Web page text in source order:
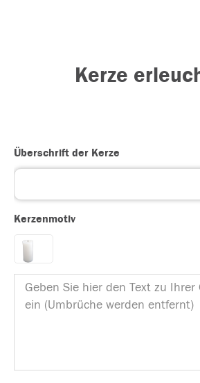
Kerze
Überschrift der Kerze
Kerzenmotiv